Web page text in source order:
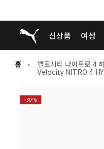
푸마 홈
신상품 여성
홈
벨로시티 나이트로 4
Velocity NITRO 4
-30%